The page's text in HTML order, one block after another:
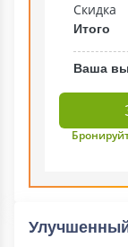
Скидка
Итого
Ваша